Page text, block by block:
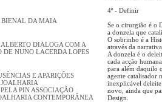
BIENAL DA MAIA
DIALOGA COM A
DE NUNO LACERDA LOPES
E APARIÇÕES
PIN ASSOCIAÇÃO
CONTEMPORÂNEA
4º - Definir
Se o cirurgião é o
a donzela que
O sobrinho é a
através da
A donzela é o
cada acção
para além daquilo
agente catalisador
inexplicável deleite
novo, ainda que
Design.